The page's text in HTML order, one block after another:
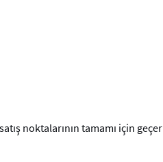
noktalarının tamamı için